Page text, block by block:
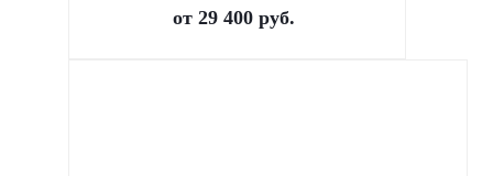
от 29 400 руб.